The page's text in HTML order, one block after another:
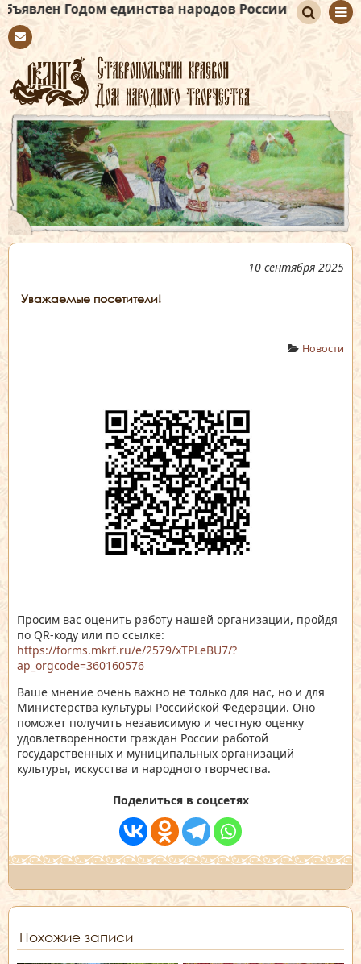
единства народов России
tact
иск
10 сентября 2025
Уважаемые посетители!
Новости
Просим вас оценить работу нашей организации, пройдя
по QR-коду или по ссылке:
https://forms.mkrf.ru/e/2579/xTPLeBU7/?
ap_orgcode=360160576
Ваше мнение очень важно не только для нас, но и для
Министерства культуры Российской Федерации. Оно
поможет получить независимую и честную оценку
удовлетворенности граждан России работой
государственных и муниципальных организаций
культуры, искусства и народного творчества.
Поделиться в соцсетях
Похожие записи